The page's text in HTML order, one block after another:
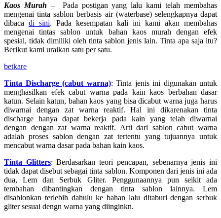
Kaos Murah – Pada postigan yang lalu kami telah membahas
mengenai tinta sablon berbasis air (waterbase) selengkapnya dapat
dibaca di sini. Pada kesempatan kali ini kami akan membahas
mengenai tintas sablon untuk bahan kaos murah dengan efek
spesial, tidak dimiliki oleh tinta sablon jenis lain. Tinta apa saja itu?
Berikut kami uraikan satu per satu.
betkare
Tinta Discharge (cabut warna): Tinta jenis ini digunakan untuk
menghasilkan efek cabut warna pada kain kaos berbahan dasar
katun. Selain katun, bahan kaos yang bisa dicabut warna juga harus
diwarnai dengan zat warna reaktif. Hal ini dikarenakan tinta
discharge hanya dapat bekerja pada kain yang telah diwarnai
dengan dengan zat warna reaktif. Arti dari sablon cabut warna
adalah proses sablon dengan zat tertentu yang tujuannya untuk
mencabut warna dasar pada bahan kain kaos.
Tinta Glitters: Berdasarkan teori pencapan, sebenarnya jenis ini
tidak dapat disebut sebagai tinta sablon. Komponen dari jenis ini ada
dua, Lem dan Serbuk Gliter. Penggunaannya pun seikit ada
tembahan dibantingkan dengan tinta sablon lainnya. Lem
disablonkan terlebih dahulu ke bahan lalu ditaburi dengan serbuk
gliter sesuai dengn warna yang diinginkn.